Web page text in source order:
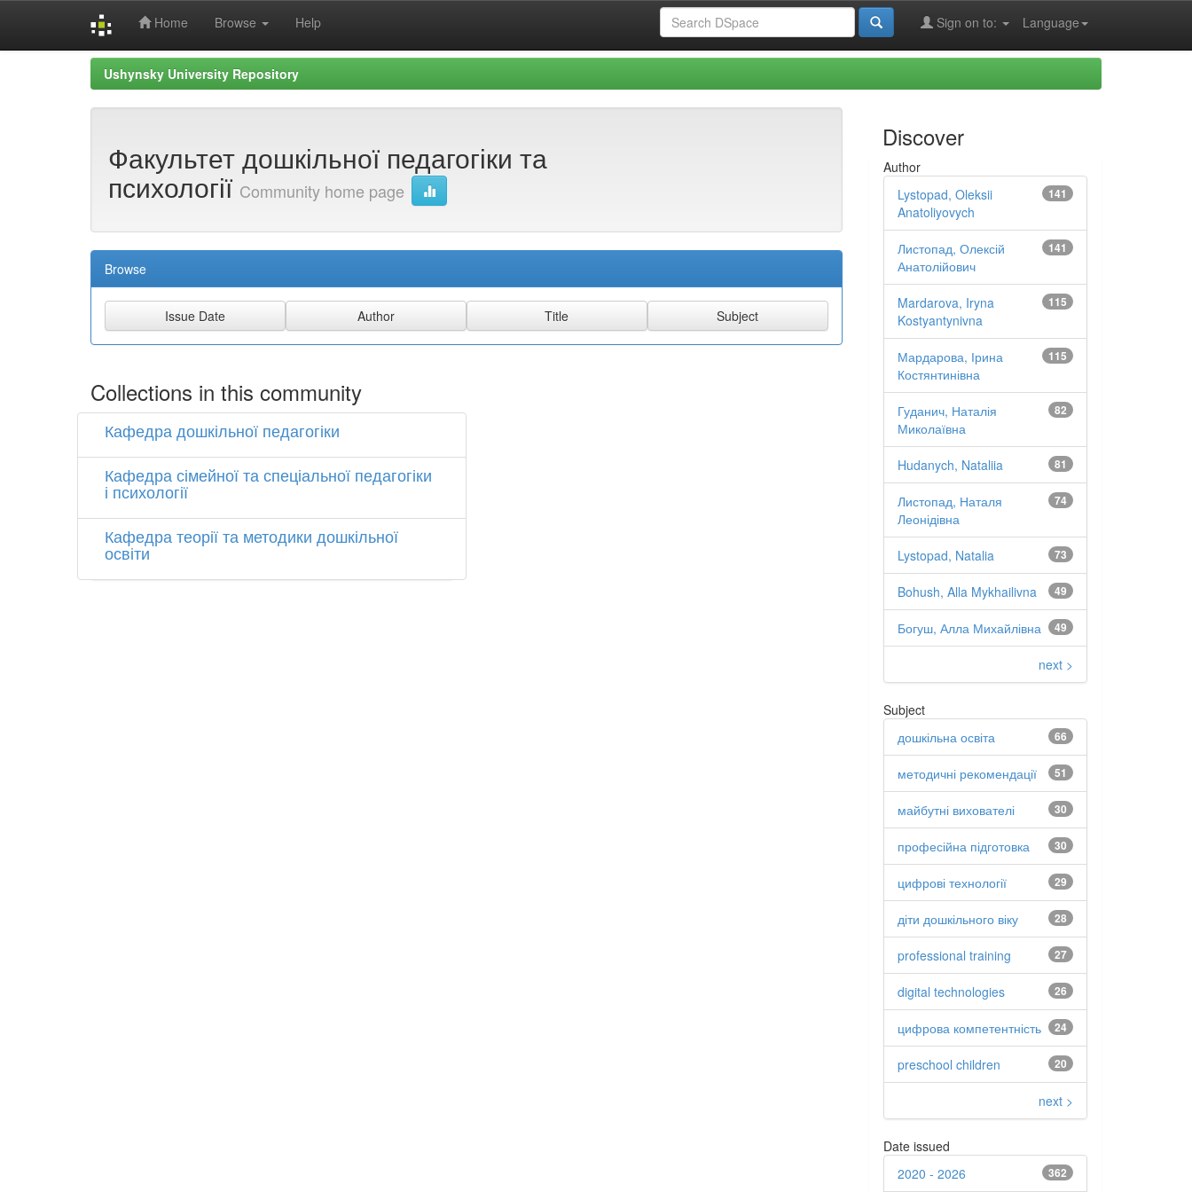
Home Browse Help Language
Sign on to:
Ushynsky University Repository
Факультет дошкільної педагогіки та
психології Community home page
Browse
Collections in this community
Кафедра дошкільної педагогіки
Кафедра сімейної та спеціальної педагогіки
і психології
Кафедра теорії та методики дошкільної
освіти
Discover
Author
141
Lystopad, Oleksii
Anatoliyovych
141
Листопад, Олексій
Анатолійович
115
Mardarova, Iryna
Kostyantynivna
115
Мардарова, Ірина
Костянтинівна
82
Гуданич, Наталія
Миколаївна
81
Hudanych, Nataliia
74
Листопад, Наталя
Леонідівна
73
Lystopad, Natalia
49
Bohush, Alla Mykhailivna
49
Богуш, Алла Михайлівна
next >
Subject
66
дошкільна освіта
51
методичні рекомендації
30
майбутні вихователі
30
професійна підготовка
29
цифрові технології
28
діти дошкільного віку
27
professional training
26
digital technologies
24
цифрова компетентність
20
preschool children
next >
Date issued
362
2020 - 2026